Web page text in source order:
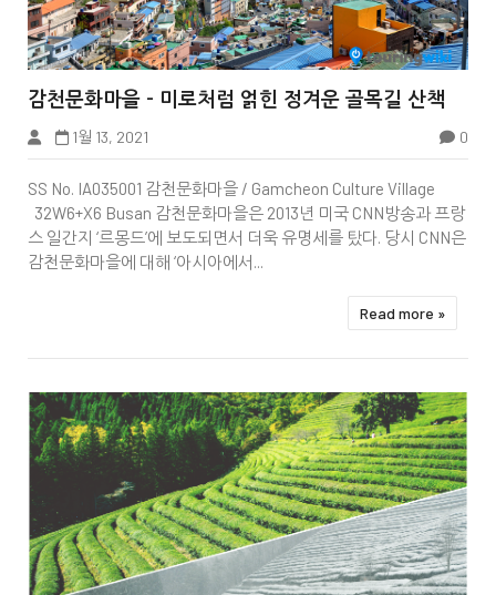


감천문화마을 - 미로처럼 얽힌 정겨운 골목길 산책
1월 13, 2021 0
SS No. IA035001 감천문화마을 / Gamcheon Culture Village
32W6+X6 Busan 감천문화마을은 2013년 미국 CNN방송과 프랑
스 일간지 ‘르몽드’에 보도되면서 더욱 유명세를 탔다. 당시 CNN은
감천문화마을에 대해 ‘아시아에서...
Read more »
Wiki Page